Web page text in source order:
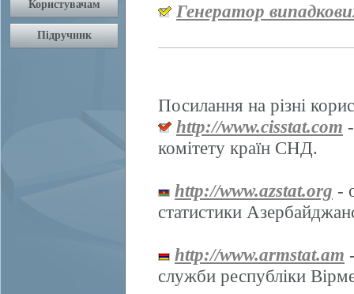
Генератор
Посилання на різні
http://www.cisstat.com
комітету країн СНД.
http://www.azstat.org -
статистики
http://www.armstat.am
служби республіки